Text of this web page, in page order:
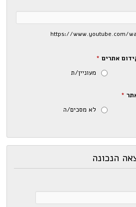
אתרים *
מעוניין/ת
*
לא מסכים/ה
הנכונה